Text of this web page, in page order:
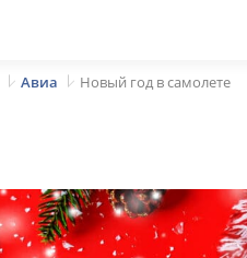
Авиа Новый год в самолете